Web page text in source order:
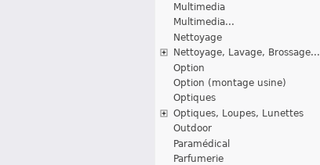
Multimedia
Multimedia...
Nettoyage
Nettoyage, Lavage, Brossage...
Option
Option (montage usine)
Optiques
Optiques, Loupes, Lunettes
Outdoor
Paramédical
Parfumerie